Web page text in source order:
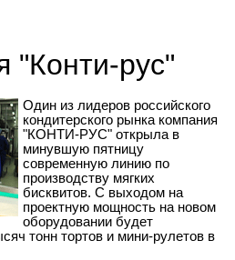
"Конти-рус"
Один из лидеров российского
кондитерского рынка компания
"КОНТИ-РУС" открыла в
минувшую пятницу
современную линию по
производству мягких
бисквитов. С выходом на
проектную мощность на новом
оборудовании будет
тонн тортов и мини-рулетов в